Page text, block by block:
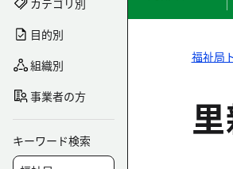
目的別
組織別
事業者の方
キーワード検索
福祉局